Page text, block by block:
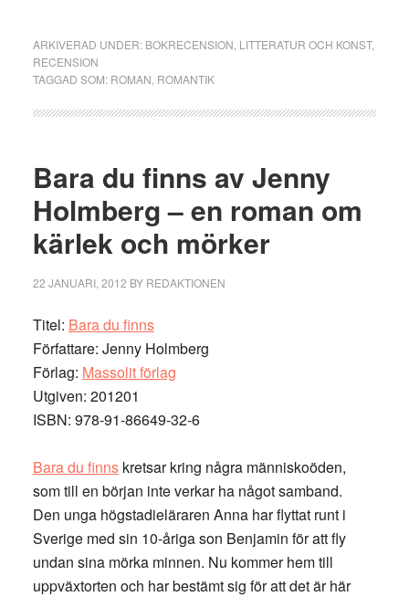
ARKIVERAD UNDER: BOKRECENSION LITTERATUR OCH KONST,
RECENSION
TAGGAD SOM: ROMAN ROMANTIK
Bara du finns av Jenny
Holmberg – en roman om
kärlek och mörker
22 JANUARI, 2012 BY REDAKTIONEN
Titel: Bara du finns
Författare: Jenny Holmberg
Förlag: Massolit förlag
Utgiven: 201201
ISBN: 978-91-86649-32-6
Bara du finnskretsar kring några människoöden,
som till en början inte verkar ha något samband.
Den unga högstadieläraren Anna har flyttat runt i
Sverige med sin 10-åriga son Benjamin för att fly
undan sina mörka minnen. Nu kommer hem till
uppväxtorten och har bestämt sig för att det är här